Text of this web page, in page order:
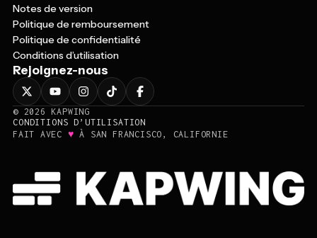
Notes de version
Politique de remboursement
Politique de confidentialité
Conditions d’utilisation
Rejoignez-nous
© 2026
KAPWING
CONDITIONS D’UTILISATION
FAIT AVEC ♥ À SAN FRANCISCO, CALIFORNIE